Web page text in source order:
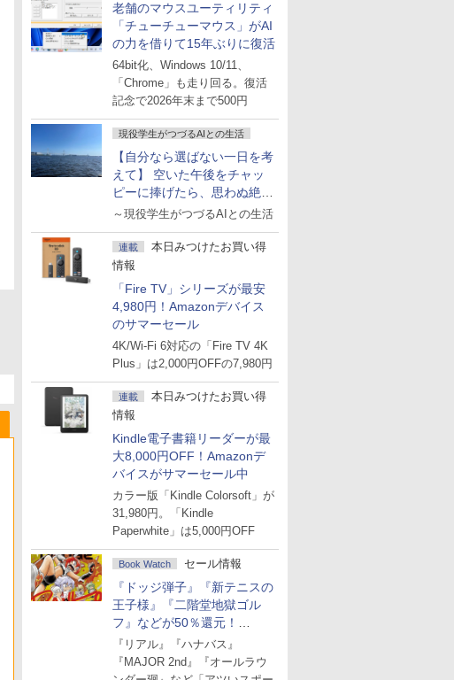
老舗のマウスユーティリティ
「チューチューマウス」がAI
の力を借りて15年ぶりに復活
64bit化、Windows 10/11、
「Chrome」も走り回る。復活
記念で2026年末まで500円
現役学生がつづるAIとの生活
【自分なら選ばない一日を考
えて】 空いた午後をチャッ
ピーに捧げたら、思わぬ絶景
に出会った話
～現役学生がつづるAIとの生活
連載
本日みつけたお買い得
情報
「Fire TV」シリーズが最安
4,980円！Amazonデバイス
のサマーセール
4K/Wi-Fi 6対応の「Fire TV 4K
Plus」は2,000円OFFの7,980円
連載
本日みつけたお買い得
情報
Kindle電子書籍リーダーが最
大8,000円OFF！Amazonデ
バイスがサマーセール中
カラー版「Kindle Colorsoft」が
31,980円。「Kindle
Paperwhite」は5,000円OFF
Book Watch セール情報
『ドッジ弾子』『新テニスの
王子様』『二階堂地獄ゴル
フ』などが50％還元！
Amazonマンガ週末セール
『リアル』『ハナバス』
『MAJOR 2nd』『オールラウ